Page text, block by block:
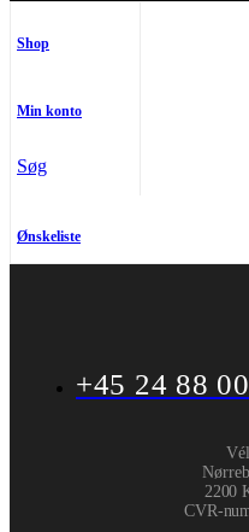
Shop
Min konto
Søg
Ønskeliste
+45 24 88
2200
CVR-